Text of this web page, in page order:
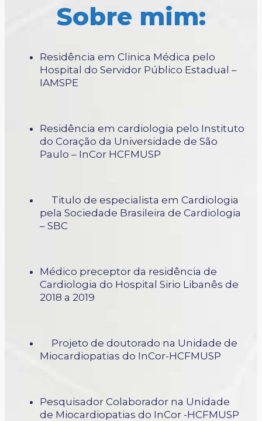
Sobre mim:
Residência em Clinica Médica pelo
Hospital do Servidor Público Estadual –
IAMSPE
Residência em cardiologia pelo Instituto
do Coração da Universidade de São
Paulo – InCor HCFMUSP
Titulo de especialista em Cardiologia
pela Sociedade Brasileira de Cardiologia
– SBC
Médico preceptor da residência de
Cardiologia do Hospital Sirio Libanês de
2018 a 2019
Projeto de doutorado na Unidade de
Miocardiopatias do InCor-HCFMUSP
Pesquisador Colaborador na Unidade
de Miocardiopatias do InCor -HCFMUSP